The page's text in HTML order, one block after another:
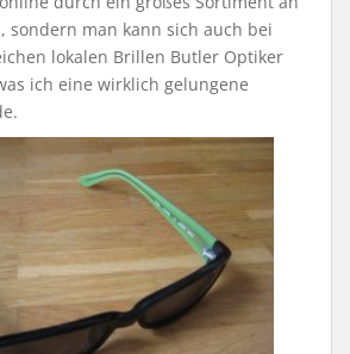
sondern man kann sich auch bei
lokalen Brillen Butler Optiker
ich eine wirklich gelungene